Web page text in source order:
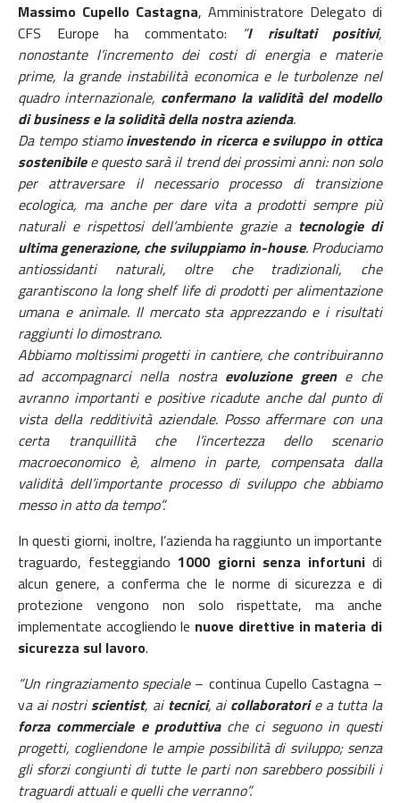
Massimo Cupello Castagna, Amministratore Delegato di
CFS Europe ha commentato:
“I risultati positivi,
nonostante l’incremento dei costi di energia e materie
prime, la grande instabilità economica e le turbolenze nel
quadro internazionale, confermano la validità del modello
di business e la solidità della nostra azienda.
Da tempo stiamoinvestendo in ricerca e sviluppo in ottica
sostenibilee questo sarà il trend dei prossimi anni: non solo
per attraversare il necessario processo di transizione
ecologica, ma anche per dare vita a prodotti sempre più
naturali e rispettosi dell’ambiente grazie a tecnologie di
ultima generazione, che sviluppiamo in-house. Produciamo
antiossidanti naturali, oltre che tradizionali, che
garantiscono la long shelf life di prodotti per alimentazione
umana e animale. Il mercato sta apprezzando e i risultati
raggiunti lo dimostrano.
Abbiamo moltissimi progetti in cantiere, che contribuiranno
ad accompagnarci nella nostraevoluzione greene che
avranno importanti e positive ricadute anche dal punto di
vista della redditività aziendale. Posso affermare con una
certa tranquillità che l’incertezza dello scenario
macroeconomico è, almeno in parte, compensata dalla
validità dell’importante processo di sviluppo che abbiamo
messo in atto da tempo”.
In questi giorni, inoltre, l’azienda ha raggiunto un importante
traguardo, festeggiando 1000 giorni senza infortunidi
alcun genere, a conferma che le norme di sicurezza e di
protezione vengono non solo rispettate, ma anche
implementate accogliendo le nuove direttive in materia di
sicurezza sul lavoro.
“Un ringraziamento speciale– continua Cupello Castagna –
va ai nostriscientist, ai tecnici, ai collaboratorie a tutta la
forza commerciale e produttivache ci seguono in questi
progetti, cogliendone le ampie possibilità di sviluppo; senza
gli sforzi congiunti di tutte le parti non sarebbero possibili i
traguardi attuali e quelli che verranno”.